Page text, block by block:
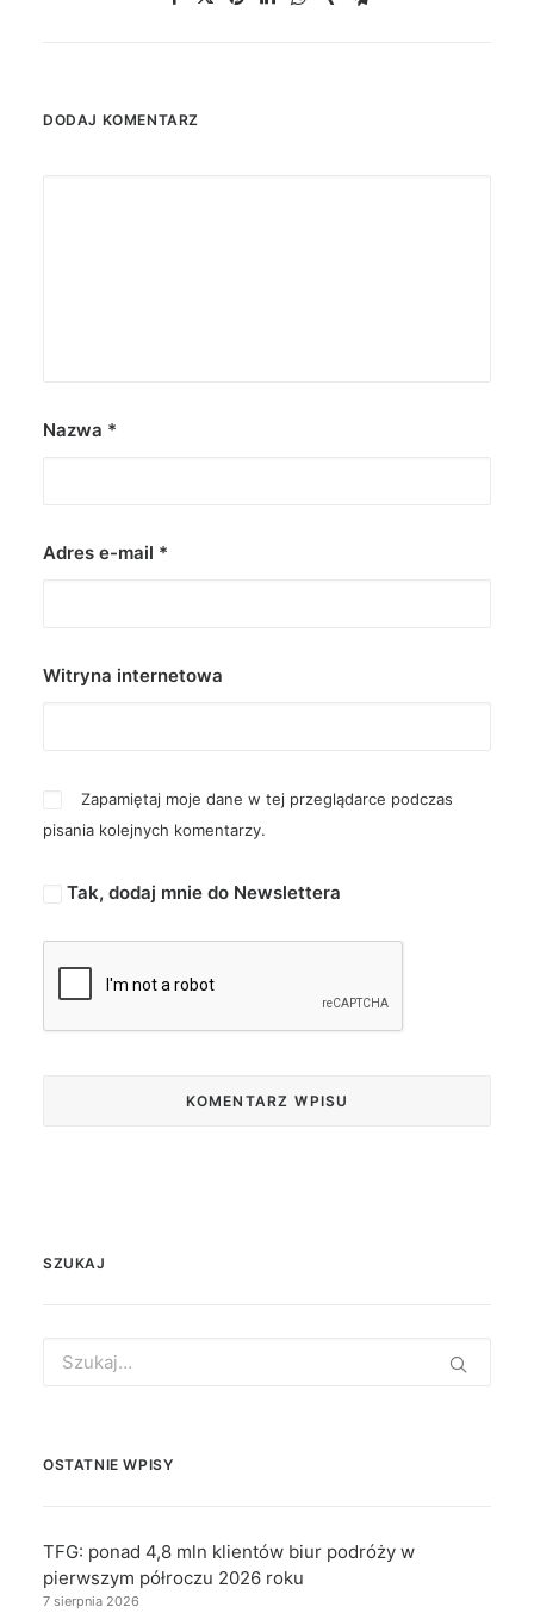
DODAJ KOMENTARZ
Nazwa *
Adres e-mail *
Witryna internetowa
Zapamiętaj moje dane w tej przeglądarce podczas
pisania kolejnych komentarzy.
Tak, dodaj mnie do Newslettera
SZUKAJ
for:
OSTATNIE WPISY
TFG: ponad 4,8 mln klientów biur podróży w
pierwszym półroczu 2026 roku
7 sierpnia 2026